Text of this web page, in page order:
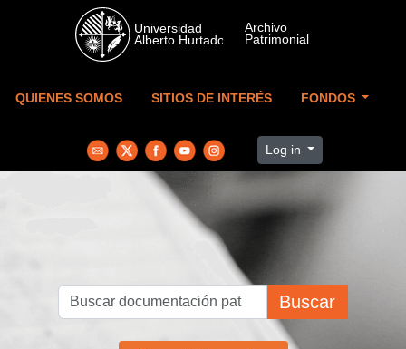
Skip to main content
QUIENES SOMOS SITIOS DE INTERÉS FONDOS
Log in
Buscar